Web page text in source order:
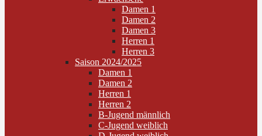
Damen 1
Damen 2
Damen 3
Herren 1
Herren 3
Saison 2024/2025
Damen 1
Damen 2
Herren 1
Herren 2
B-Jugend männlich
C-Jugend weiblich